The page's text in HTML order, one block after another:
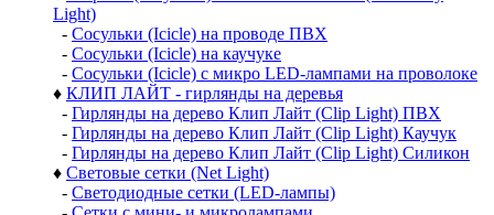
Light)
- Сосульки (Icicle) на проводе ПВХ
- Сосульки (Icicle) на каучуке
- Сосульки (Icicle) с микро LED-лампами на проволоке
♦ КЛИП ЛАЙТ - гирлянды на деревья
- Гирлянды на дерево Клип Лайт (Clip Light) ПВХ
- Гирлянды на дерево Клип Лайт (Clip Light) Каучук
- Гирлянды на дерево Клип Лайт (Clip Light) Силикон
♦ Световые сетки (Net Light)
- Светодиодные сетки (LED-лампы)